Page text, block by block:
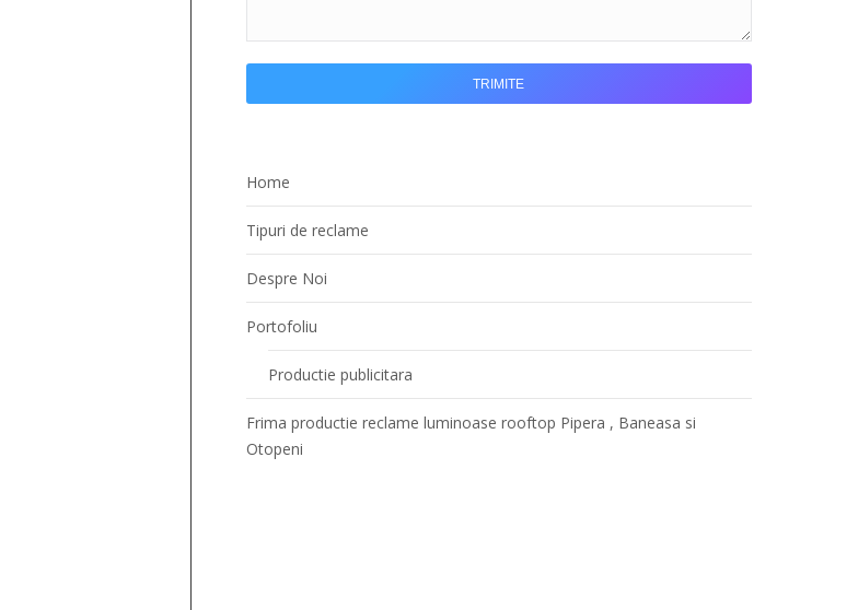
Home
Tipuri de reclame
Despre Noi
Portofoliu
Productie publicitara
Frima productie reclame luminoase rooftop Pipera , Baneasa si
Otopeni